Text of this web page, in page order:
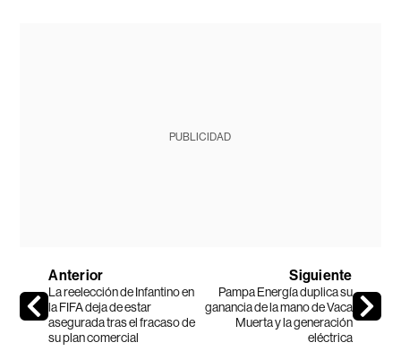
PUBLICIDAD
Anterior
La reelección de Infantino en
la FIFA deja de estar
asegurada tras el fracaso de
su plan comercial
Siguiente
Pampa Energía duplica su
ganancia de la mano de Vaca
Muerta y la generación
eléctrica